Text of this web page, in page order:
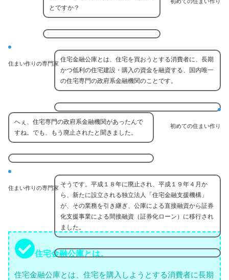
とですか？
住まい作りの専門家
住宅金融公庫とは、住宅を買おうとする消費者に、長期
かつ低利の住宅建設・購入の資金を融資する、国内唯一
の住宅専門の政府系金融機関のことです。
初めての住まい作り
へぇ、住宅専門の政府系金融機関があったんで
すね。でも、もう廃止されたと聞きました。
住まい作りの専門家
そうです。平成１８年に廃止され、平成１９年４月か
ら、新たに設立される独立法人「住宅金融支援機構」
が、その業務を引き継ぎ、公庫による直接融資から証券
化支援事業による間接融資（証券化ローン）に移行され
ました。
住宅金融公庫とは。
住宅金融公庫とは、住宅を購入しようとする消費者に長期